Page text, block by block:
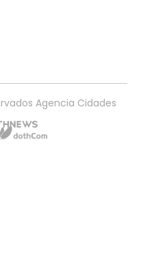
Agencia Cidades